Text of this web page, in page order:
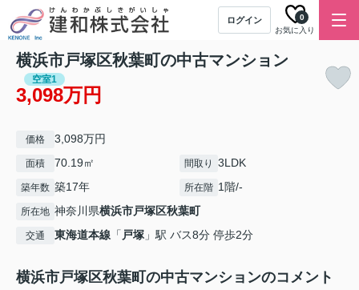
ログイン
お気に入り
0
横浜市戸塚区秋葉町の中古マンション
空室1
3,098万円
価格 3,098万円
面積 70.19㎡ 間取り 3LDK
築年数 築17年 所在階 1階/-
所在地 神奈川県横浜市戸塚区秋葉町
交通 東海道本線 「 戸塚 」駅 バス8分 停歩2分
横浜市戸塚区秋葉町の中古マンションのコメント